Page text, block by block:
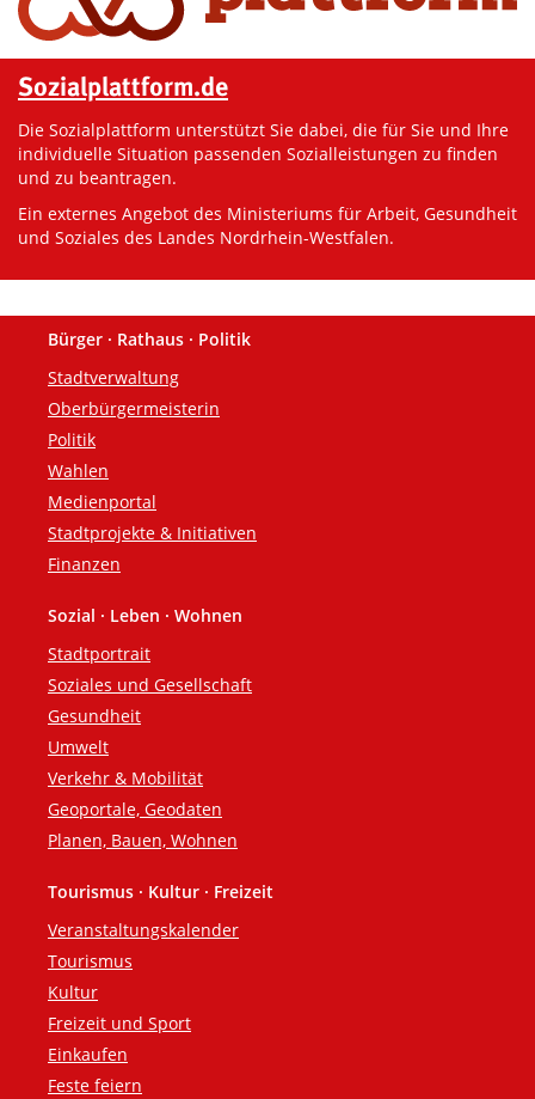
Sozialplattform.de
Die Sozialplattform unterstützt Sie dabei, die für Sie und Ihre
individuelle Situation passenden Sozialleistungen zu finden
und zu beantragen.
Ein externes Angebot des Ministeriums für Arbeit, Gesundheit
und Soziales des Landes Nordrhein-Westfalen.
Fußzeile
Bürger · Rathaus · Politik
Stadtverwaltung
Oberbürgermeisterin
Politik
Wahlen
Medienportal
Stadtprojekte & Initiativen
Finanzen
Sozial · Leben · Wohnen
Stadtportrait
Soziales und Gesellschaft
Gesundheit
Umwelt
Verkehr & Mobilität
Geoportale, Geodaten
Planen, Bauen, Wohnen
Tourismus · Kultur · Freizeit
Veranstaltungskalender
Tourismus
Kultur
Freizeit und Sport
Einkaufen
Feste feiern